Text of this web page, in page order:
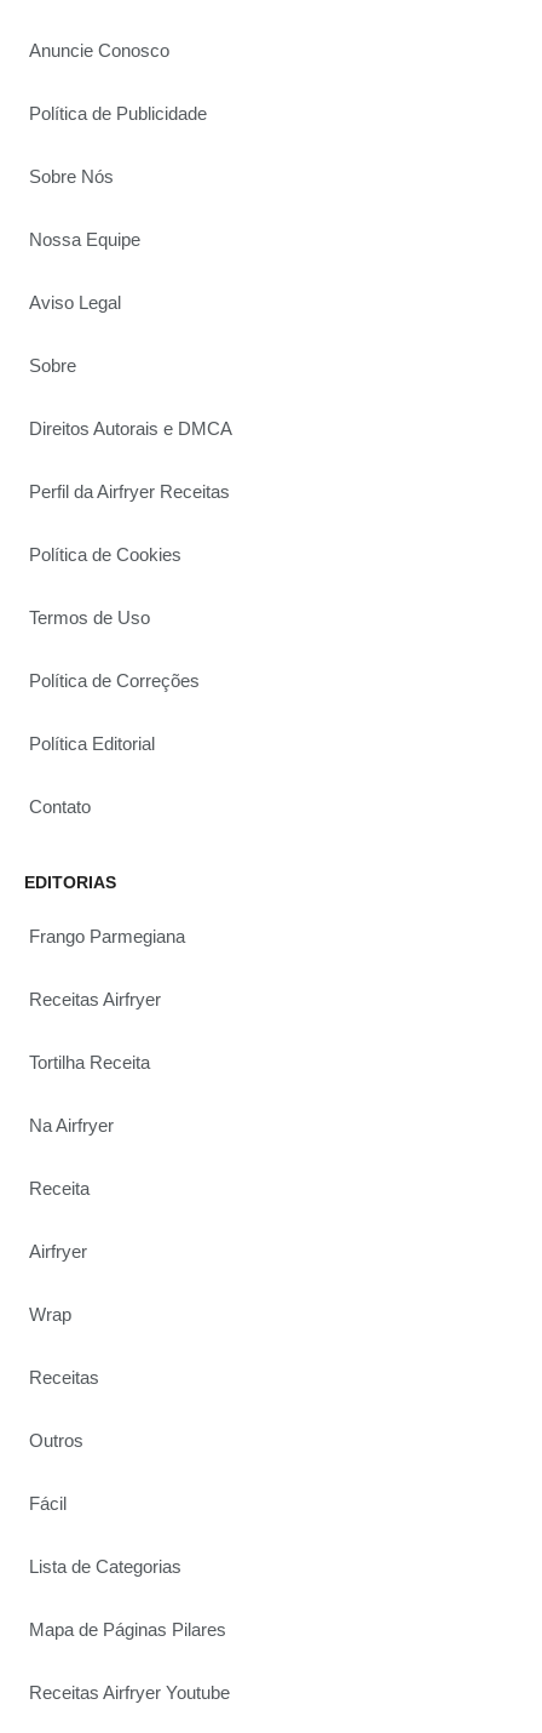
Anuncie Conosco
Política de Publicidade
Sobre Nós
Nossa Equipe
Aviso Legal
Sobre
Direitos Autorais e DMCA
Perfil da Airfryer Receitas
Política de Cookies
Termos de Uso
Política de Correções
Política Editorial
Contato
EDITORIAS
Frango Parmegiana
Receitas Airfryer
Tortilha Receita
Na Airfryer
Receita
Airfryer
Wrap
Receitas
Outros
Fácil
Lista de Categorias
Mapa de Páginas Pilares
Receitas Airfryer Youtube